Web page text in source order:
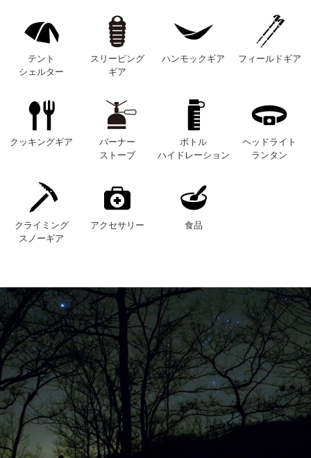
テント
シェルター
スリーピング
ギア
ハンモックギア フィールドギア
クッキングギア
バーナー
ストーブ
ボトル
ハイドレーション
ヘッドライト
ランタン
クライミング
スノーギア
アクセサリー 食品